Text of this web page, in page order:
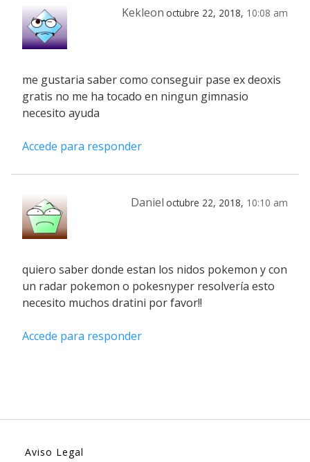
Kekleon octubre 22, 2018, 10:08 am
me gustaria saber como conseguir pase ex deoxis
gratis no me ha tocado en ningun gimnasio
necesito ayuda
Accede para responder
Daniel octubre 22, 2018, 10:10 am
quiero saber donde estan los nidos pokemon y con
un radar pokemon o pokesnyper resolvería esto
necesito muchos dratini por favor!!
Accede para responder
Aviso Legal